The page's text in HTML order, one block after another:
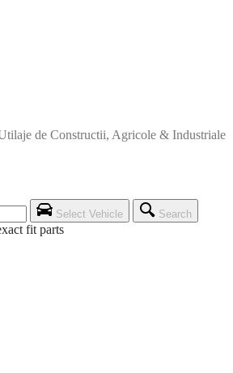
de Constructii, Agricole & Industriale
Select Vehicle Search
fit parts